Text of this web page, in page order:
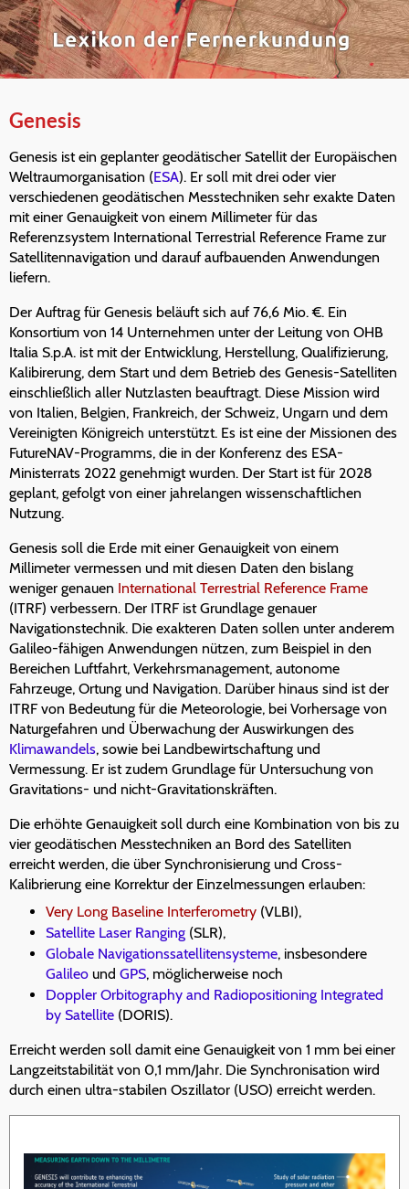
Genesis
Genesis ist ein geplanter geodätischer Satellit der Europäischen
Weltraumorganisation (ESA). Er soll mit drei oder vier
verschiedenen geodätischen Messtechniken sehr exakte Daten
mit einer Genauigkeit von einem Millimeter für das
Referenzsystem International Terrestrial Reference Frame zur
Satellitennavigation und darauf aufbauenden Anwendungen
liefern.
Der Auftrag für Genesis beläuft sich auf 76,6 Mio. €. Ein
Konsortium von 14 Unternehmen unter der Leitung von OHB
Italia S.p.A. ist mit der Entwicklung, Herstellung, Qualifizierung,
Kalibirerung, dem Start und dem Betrieb des Genesis-Satelliten
einschließlich aller Nutzlasten beauftragt. Diese Mission wird
von Italien, Belgien, Frankreich, der Schweiz, Ungarn und dem
Vereinigten Königreich unterstützt. Es ist eine der Missionen des
FutureNAV-Programms, die in der Konferenz des ESA-
Ministerrats 2022 genehmigt wurden. Der Start ist für 2028
geplant, gefolgt von einer jahrelangen wissenschaftlichen
Nutzung.
Genesis soll die Erde mit einer Genauigkeit von einem
Millimeter vermessen und mit diesen Daten den bislang
weniger genauen International Terrestrial Reference Frame
(ITRF) verbessern. Der ITRF ist Grundlage genauer
Navigationstechnik. Die exakteren Daten sollen unter anderem
Galileo-fähigen Anwendungen nützen, zum Beispiel in den
Bereichen Luftfahrt, Verkehrsmanagement, autonome
Fahrzeuge, Ortung und Navigation. Darüber hinaus sind ist der
ITRF von Bedeutung für die Meteorologie, bei Vorhersage von
Naturgefahren und Überwachung der Auswirkungen des
Klimawandels, sowie bei Landbewirtschaftung und
Vermessung. Er ist zudem Grundlage für Untersuchung von
Gravitations- und nicht-Gravitationskräften.
Die erhöhte Genauigkeit soll durch eine Kombination von bis zu
vier geodätischen Messtechniken an Bord des Satelliten
erreicht werden, die über Synchronisierung und Cross-
Kalibrierung eine Korrektur der Einzelmessungen erlauben:
Very Long Baseline Interferometry (VLBI),
Satellite Laser Ranging (SLR),
Globale Navigationssatellitensysteme, insbesondere
Galileo und GPS, möglicherweise noch
Doppler Orbitography and Radiopositioning Integrated
by Satellite (DORIS).
Erreicht werden soll damit eine Genauigkeit von 1 mm bei einer
Langzeitstabilität von 0,1 mm/Jahr. Die Synchronisation wird
durch einen ultra-stabilen Oszillator (USO) erreicht werden.